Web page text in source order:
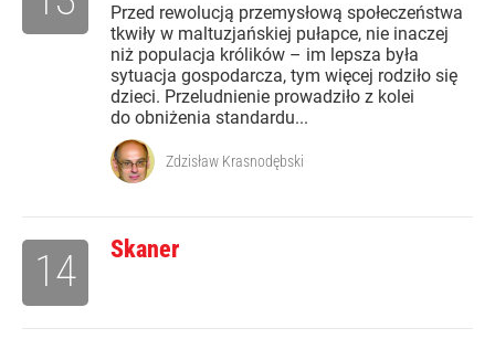
Przed rewolucją przemysłową społeczeństwa
tkwiły w maltuzjańskiej pułapce, nie inaczej
niż populacja królików – im lepsza była
sytuacja gospodarcza, tym więcej rodziło się
dzieci. Przeludnienie prowadziło z kolei
do obniżenia standardu...
Zdzisław Krasnodębski
Skaner
14